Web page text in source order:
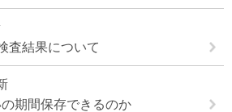
査結果について
期間保存できるのか